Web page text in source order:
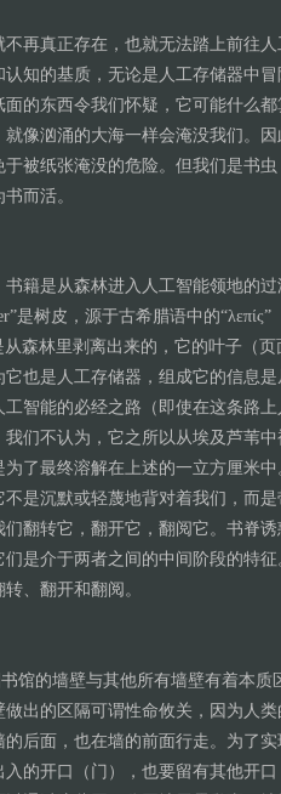
不再真正存在，也就无法踏上前往
认知的基质，无论是人工存储器中
面的东西令我们怀疑，它可能什么
就像汹涌的大海一样会淹没我们。
于被纸张淹没的危险。但我们是书
而活。
书籍是从森林进入人工智能领地的
是树皮，源于古希腊语中的
从森林里剥离出来的，它的叶子（
它也是人工存储器，组成它的信息
工智能的必经之路（即使在这条路
们不认为，它之所以从埃及芦苇
为了最终溶解在上述的一立方厘米
不是沉默或轻蔑地背对着我们，而
们翻转它，翻开它，翻阅它。书脊
们是介于两者之间的中间阶段的特
、翻开和翻阅。
书馆的墙壁与其他所有墙壁有着本
做出的区隔可谓性命攸关，因为人
的后面，也在墙的前面行走。为了
入的开口（门），也要留有其他开